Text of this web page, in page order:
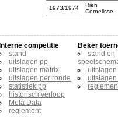
1973/1974
Rien
Cornelisse
Interne competitie
stand
uitslagen pp
uitslagen matrix
uitslagen per ronde
statistiek pp
historisch verloop
Meta Data
reglement
Beker
stand en
uitslagen